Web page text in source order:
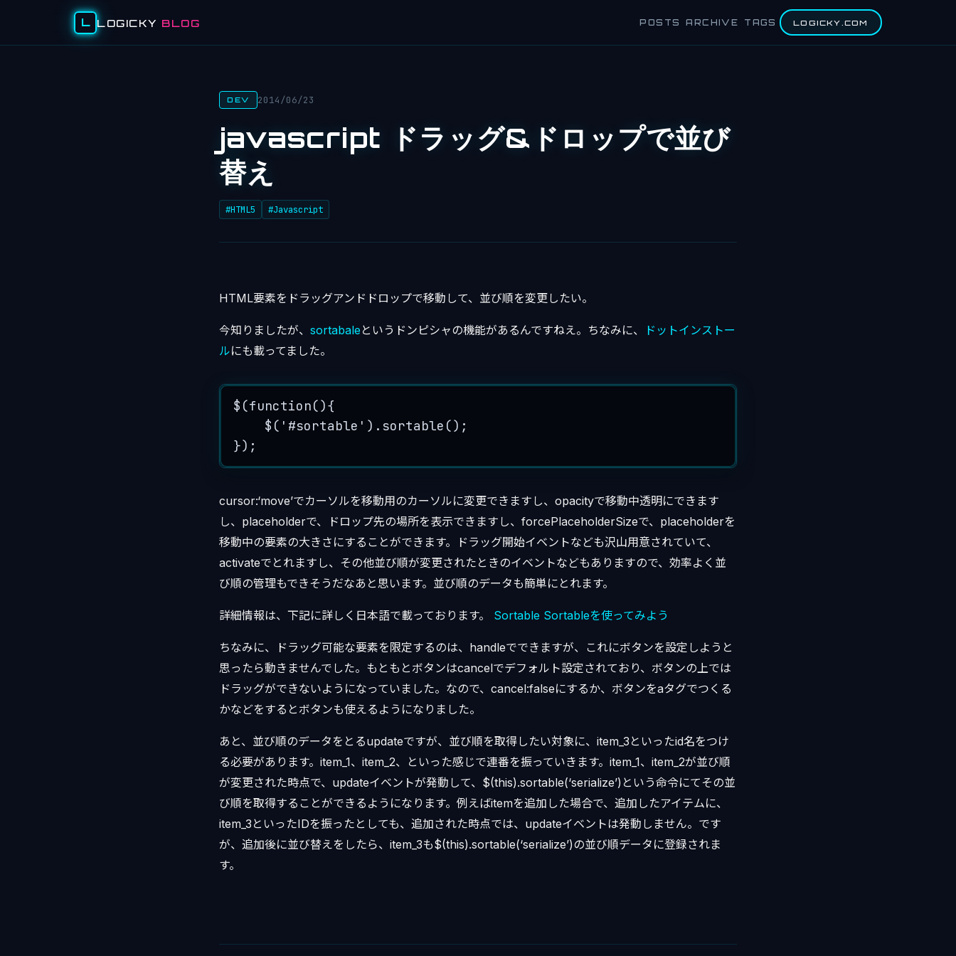
L LOGICKY BLOG POSTS ARCHIVE TAGS LOGICKY.COM
DEV 2014/06/23
javascript ドラッグ&ドロップで並び
替え
#HTML5 #Javascript
HTML要素をドラッグアンドドロップで移動して、並び順を変更したい。
今知りましたが、 sortabale というドンピシャの機能があるんですねえ。ちなみに、
ドットインストー
ルにも載ってました。
$ (function(){
$ ( ' #sortable ' ) . sortable ();
});
cursor:‘move’でカーソルを移動用のカーソルに変更できますし、opacityで移動中透明にできます
し、placeholderで、ドロップ先の場所を表示できますし、forcePlaceholderSizeで、placeholderを
移動中の要素の大きさにすることができます。ドラッグ開始イベントなども沢山用意されていて、
activateでとれますし、その他並び順が変更されたときのイベントなどもありますので、効率よく並
び順の管理もできそうだなあと思います。並び順のデータも簡単にとれます。
詳細情報は、下記に詳しく日本語で載っております。 Sortable Sortableを使ってみよう
ちなみに、ドラッグ可能な要素を限定するのは、handleでできますが、これにボタンを設定しようと
思ったら動きませんでした。もともとボタンはcancelでデフォルト設定されており、ボタンの上では
ドラッグができないようになっていました。なので、cancel:falseにするか、ボタンをaタグでつくる
かなどをするとボタンも使えるようになりました。
あと、並び順のデータをとるupdateですが、並び順を取得したい対象に、item_3といったid名をつけ
る必要があります。item_1、item_2、といった感じで連番を振っていきます。item_1、item_2が並び順
が変更された時点で、updateイベントが発動して、$(this).sortable(‘serialize’)という命令にてその並
び順を取得することができるようになります。例えばitemを追加した場合で、追加したアイテムに、
item_3といったIDを振ったとしても、追加された時点では、updateイベントは発動しません。です
が、追加後に並び替えをしたら、item_3も$(this).sortable(‘serialize’)の並び順データに登録されま
す。